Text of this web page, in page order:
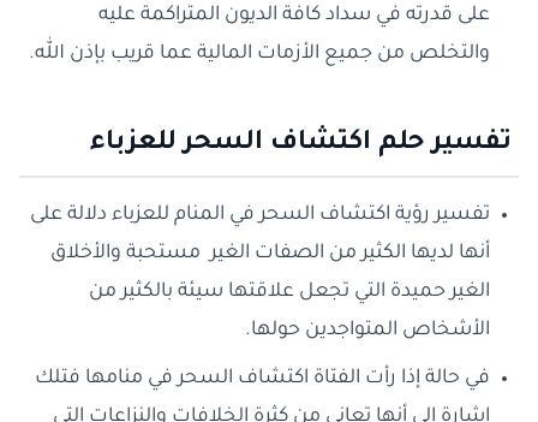
على قدرته في سداد كافة الديون المتراكمة عليه
والتخلص من جميع الأزمات المالية عما قريب بإذن الله.
تفسير حلم اكتشاف السحر للعزباء
تفسير رؤية اكتشاف السحر في المنام للعزباء دلالة على
أنها لديها الكثير من الصفات الغير مستحبة والأخلاق
الغير حميدة التي تجعل علاقتها سيئة بالكثير من
الأشخاص المتواجدين حولها.
في حالة إذا رأت الفتاة اكتشاف السحر في منامها فتلك